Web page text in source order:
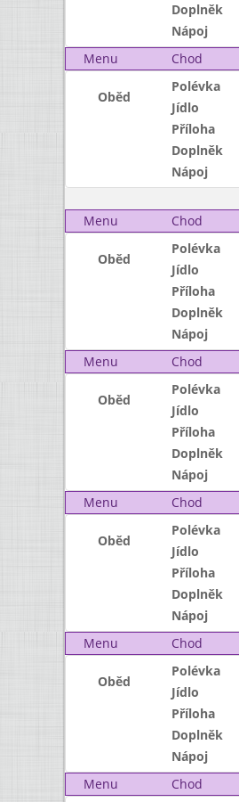
Doplněk
Nápoj
Menu
Chod
Oběd
Polévka
Jídlo
Příloha
Doplněk
Nápoj
Menu
Chod
Oběd
Polévka
Jídlo
Příloha
Doplněk
Nápoj
Menu
Chod
Oběd
Polévka
Jídlo
Příloha
Doplněk
Nápoj
Menu
Chod
Oběd
Polévka
Jídlo
Příloha
Doplněk
Nápoj
Menu
Chod
Oběd
Polévka
Jídlo
Příloha
Doplněk
Nápoj
Menu
Chod